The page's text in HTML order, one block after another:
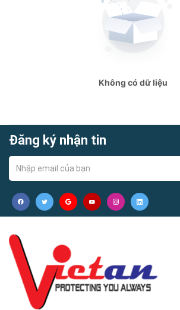
Không có dữ liệu
Đăng ký nhận tin